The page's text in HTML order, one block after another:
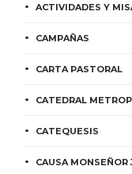
ACTIVIDADES Y
CAMPAÑAS
CARTA PASTORAL
CATEDRAL
CATEQUESIS
CAUSA